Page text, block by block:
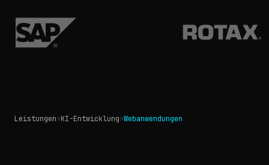
Leistungen>KI-Entwicklung>Webanwendungen